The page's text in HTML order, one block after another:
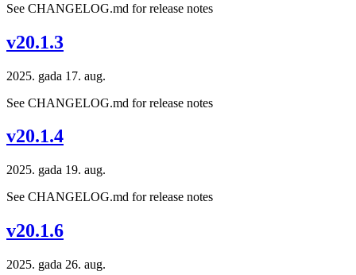
See CHANGELOG.md for release notes
v20.1.3
2025. gada 17. aug.
See CHANGELOG.md for release notes
v20.1.4
2025. gada 19. aug.
See CHANGELOG.md for release notes
v20.1.6
2025. gada 26. aug.